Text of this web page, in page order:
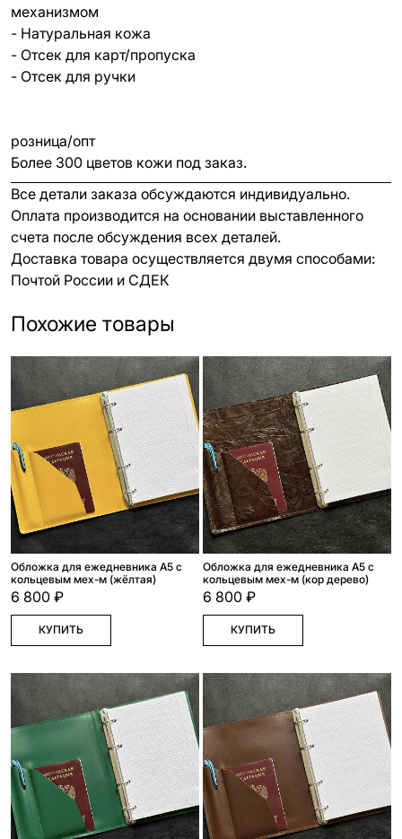
механизмом
- Натуральная кожа
- Отсек для карт/пропуска
- Отсек для ручки
розница/опт
Более 300 цветов кожи под заказ.
Все детали заказа обсуждаются индивидуально.
Оплата производится на основании выставленного
счета после обсуждения всех деталей.
Доставка товара осуществляется двумя способами:
Почтой России и СДЕК
Похожие товары
Обложка для ежедневника А5 с
кольцевым мех-м (жёлтая)
6 800 ₽
КУПИТЬ
Обложка для ежедневника А5 с
кольцевым мех-м (кор дерево)
6 800 ₽
КУПИТЬ